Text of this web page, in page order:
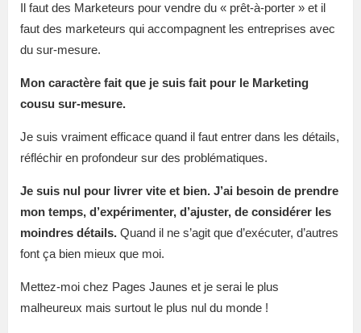
Il faut des Marketeurs pour vendre du « prêt-à-porter » et il
faut des marketeurs qui accompagnent les entreprises avec
du sur-mesure.
Mon caractère fait que je suis fait pour le Marketing
cousu sur-mesure.
Je suis vraiment efficace quand il faut entrer dans les détails,
réfléchir en profondeur sur des problématiques.
Je suis nul pour livrer vite et bien. J’ai besoin de prendre
mon temps, d’expérimenter, d’ajuster, de considérer les
moindres détails. Quand il ne s’agit que d’exécuter, d’autres
font ça bien mieux que moi.
Mettez-moi chez Pages Jaunes et je serai le plus
malheureux mais surtout le plus nul du monde !